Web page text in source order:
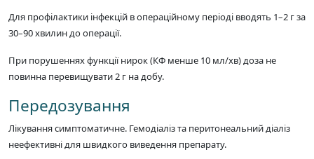
Для профілактики інфекцій в операційному періоді вводять 1–2 г за
30–90 хвилин до операції.
При порушеннях функції нирок (КФ менше 10 мл/хв) доза не
повинна перевищувати 2 г на добу.
Передозування
Лікування симптоматичне. Гемодіаліз та перитонеальний діаліз
неефективні для швидкого виведення препарату.